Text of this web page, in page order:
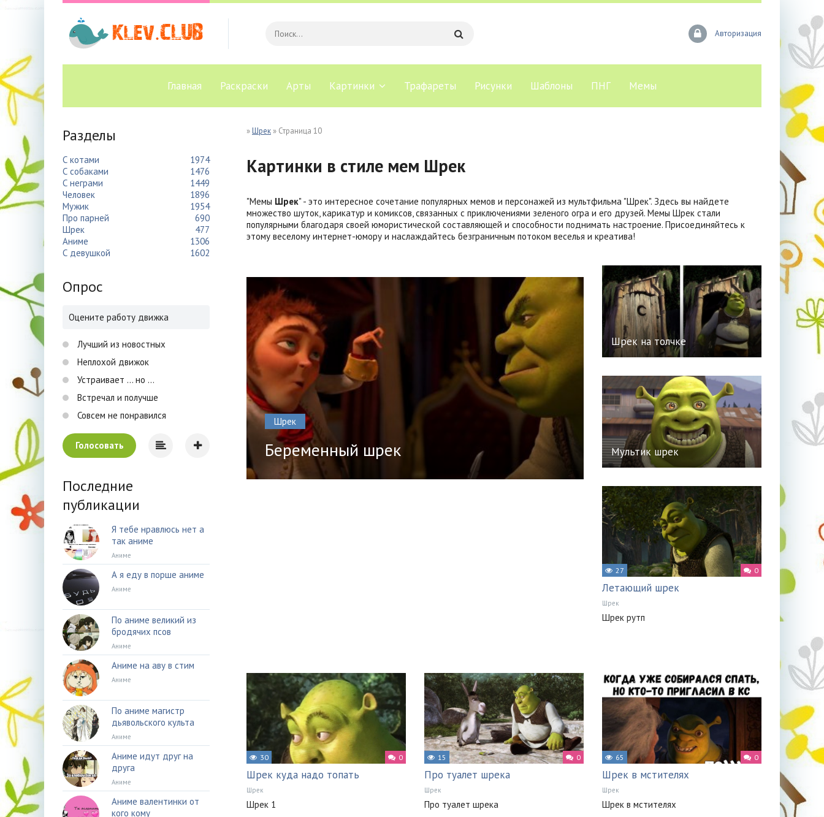
Авторизация
Главная Раскраски Арты Картинки Трафареты Рисунки Шаблоны ПНГ Мемы
»Шрек » Страница 10
Картинки в стиле мем Шрек
"Мемы Шрек" - это интересное сочетание популярных мемов и персонажей из мультфильма "Шрек". Здесь вы найдете
множество шуток, карикатур и комиксов, связанных с приключениями зеленого огра и его друзей. Мемы Шрек стали
популярными благодаря своей юмористической составляющей и способности поднимать настроение. Присоединяйтесь к
этому веселому интернет-юмору и наслаждайтесь безграничным потоком веселья и креатива!
Шрек на толчке
Шрек
Беременный шрек Мультик шрек
27 0
Летающий шрек
Шрек
Шрек рутп
30 0
Шрек куда надо топать
Шрек
Шрек 1
15 0
Про туалет шрека
Шрек
Про туалет шрека
65 0
Шрек в мстителях
Шрек
Шрек в мстителях
Разделы
С котами
1974
С собаками
1476
С неграми
1449
Человек
1896
Мужик
1954
Про парней
690
Шрек
477
Аниме
1306
С девушкой
1602
Опрос
Оцените работу движка
Лучший из новостных
Неплохой движок
Устраивает ... но ...
Встречал и получше
Совсем не понравился
Голосовать
Последние
публикации
Я тебе нравлюсь нет а
так аниме
Аниме
А я еду в порше аниме
Аниме
По аниме великий из
бродячих псов
Аниме
Аниме на аву в стим
Аниме
По аниме магистр
дьявольского культа
Аниме
Аниме идут друг на
друга
Аниме
Аниме валентинки от
кого кому